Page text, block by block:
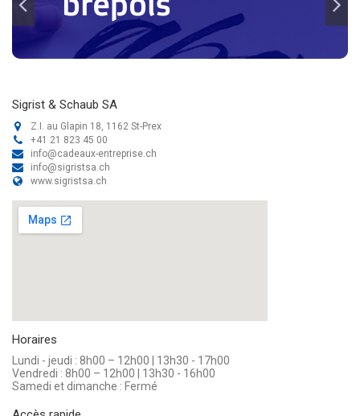
Sigrist & Schaub SA
Z.I. au Glapin 18, 1162 St-Prex
+41 21 823 45 00
info@cadeaux-entreprise.ch
info@sigristsa.ch
www.sigristsa.ch
Horaires
Lundi - jeudi : 8h00 – 12h00 | 13h30 - 17h00
Vendredi : 8h00 – 12h00 | 13h30 - 16h00
Samedi et dimanche : Fermé